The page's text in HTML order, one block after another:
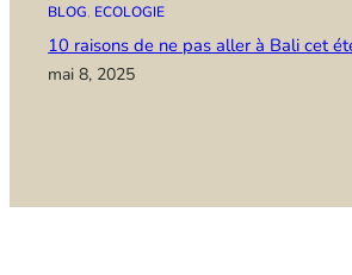
BLOG, ECOLOGIE
10 raisons de ne pas aller à Bali cet
mai 8, 2025